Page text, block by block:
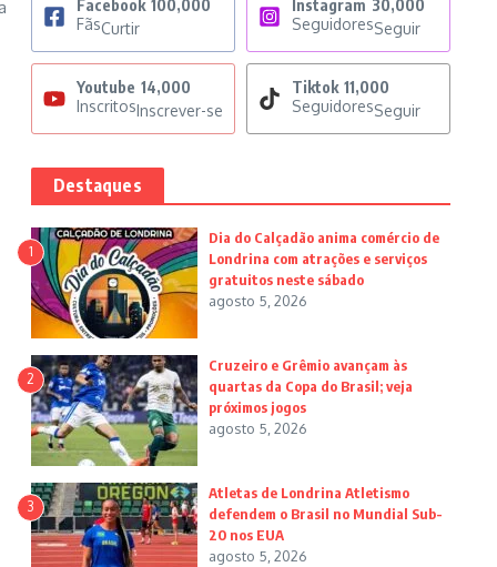
Facebook 100,000
FãsCurtir
Instagram 30,000
SeguidoresSeguir
Youtube 14,000
InscritosInscrever-se
Tiktok 11,000
SeguidoresSeguir
Destaques
1
Dia do Calçadão anima comércio de
Londrina com atrações e serviços
gratuitos neste sábado
agosto 5, 2026
2
Cruzeiro e Grêmio avançam às
quartas da Copa do Brasil; veja
próximos jogos
agosto 5, 2026
3
Atletas de Londrina Atletismo
defendem o Brasil no Mundial Sub-
20 nos EUA
agosto 5, 2026